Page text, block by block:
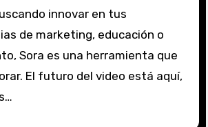
innovar en tus
de marketing, educación o
Sora es una herramienta que
El futuro del video está aquí,